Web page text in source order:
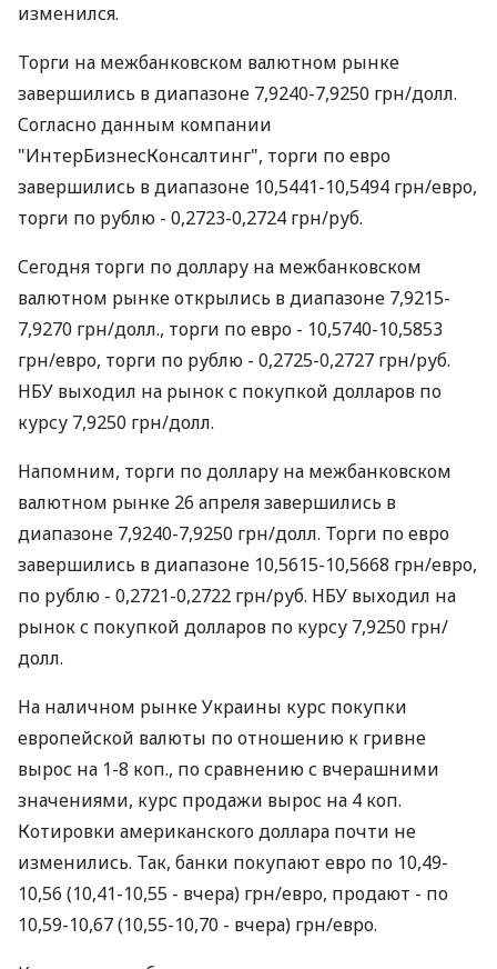
изменился.
Торги на межбанковском валютном рынке
завершились в диапазоне 7,9240-7,9250 грн/долл.
Согласно данным компании
"ИнтерБизнесКонсалтинг", торги по евро
завершились в диапазоне 10,5441-10,5494 грн/евро,
торги по рублю - 0,2723-0,2724 грн/руб.
Сегодня торги по доллару на межбанковском
валютном рынке открылись в диапазоне 7,9215-
7,9270 грн/долл., торги по евро - 10,5740-10,5853
грн/евро, торги по рублю - 0,2725-0,2727 грн/руб.
НБУ выходил на рынок с покупкой долларов по
курсу 7,9250 грн/долл.
Напомним, торги по доллару на межбанковском
валютном рынке 26 апреля завершились в
диапазоне 7,9240-7,9250 грн/долл. Торги по евро
завершились в диапазоне 10,5615-10,5668 грн/евро,
по рублю - 0,2721-0,2722 грн/руб. НБУ выходил на
рынок с покупкой долларов по курсу 7,9250 грн/
долл.
На наличном рынке Украины курс покупки
европейской валюты по отношению к гривне
вырос на 1-8 коп., по сравнению с вчерашними
значениями, курс продажи вырос на 4 коп.
Котировки американского доллара почти не
изменились. Так, банки покупают евро по 10,49-
10,56 (10,41-10,55 - вчера) грн/евро, продают - по
10,59-10,67 (10,55-10,70 - вчера) грн/евро.